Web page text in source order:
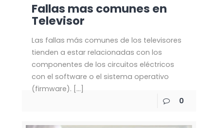
Fallas mas comunes en
Televisor
Las fallas más comunes de los televisores
tienden a estar relacionadas con los
componentes de los circuitos eléctricos
con el software o el sistema operativo
(firmware). […]
0